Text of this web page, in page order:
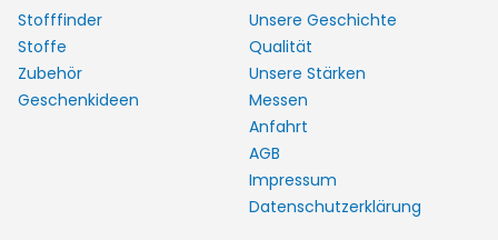
Stofffinder
Stoffe
Zubehör
Geschenkideen
Unsere Geschichte
Qualität
Unsere Stärken
Messen
Anfahrt
AGB
Impressum
Datenschutzerklärung